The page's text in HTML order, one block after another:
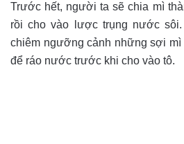
Trước hết, người ta sẽ chia mì
rồi cho vào lược trụng nước
chiêm ngưỡng cảnh những sợi mì
để ráo nước trước khi cho vào tô.